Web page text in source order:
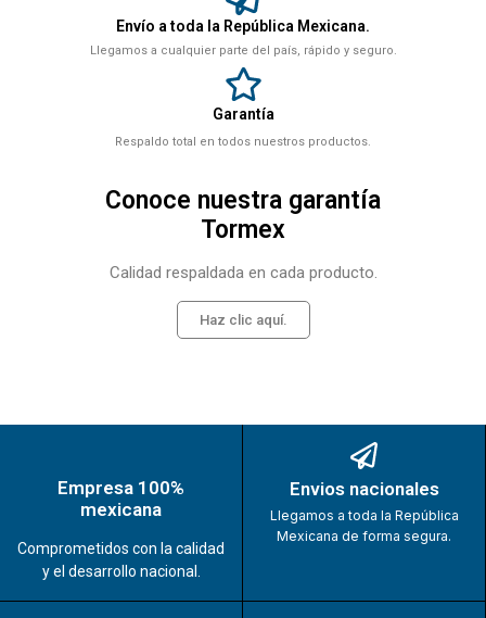
Envío a toda la República Mexicana.
Llegamos a cualquier parte del país, rápido y seguro.
Garantía
Respaldo total en todos nuestros productos.
Conoce nuestra garantía
Tormex
Calidad respaldada en cada producto.
Haz clic aquí.
Empresa 100%
mexicana
Comprometidos con la calidad
y el desarrollo nacional.
Envios nacionales
Llegamos a toda la República
Mexicana de forma segura.